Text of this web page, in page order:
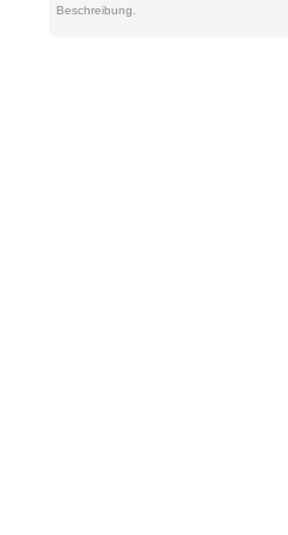
Beschreibung.